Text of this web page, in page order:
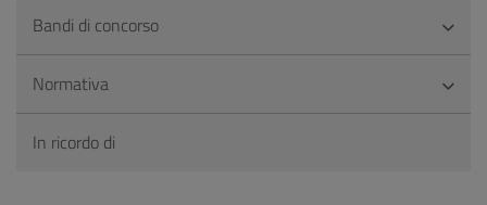
Bandi di concorso
Normativa
In ricordo di